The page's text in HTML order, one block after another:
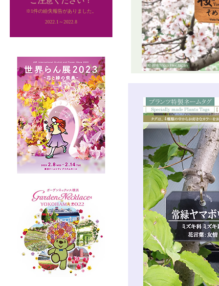
※1件の紛失報告がありました。
2022.1～2022.8